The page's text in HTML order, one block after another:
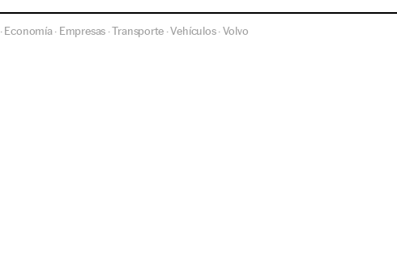
·Economía· Empresas ·Transporte ·Vehículos·Volvo